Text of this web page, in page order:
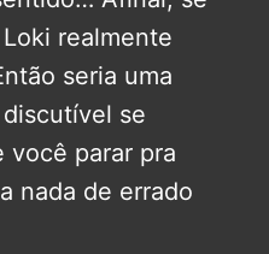
realmente
seria uma
se
você parar pra
nada de errado